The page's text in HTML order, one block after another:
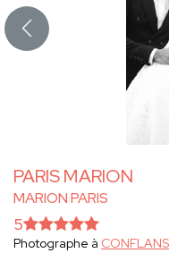
PARIS MARION
MARION PARIS
5
Photographe à